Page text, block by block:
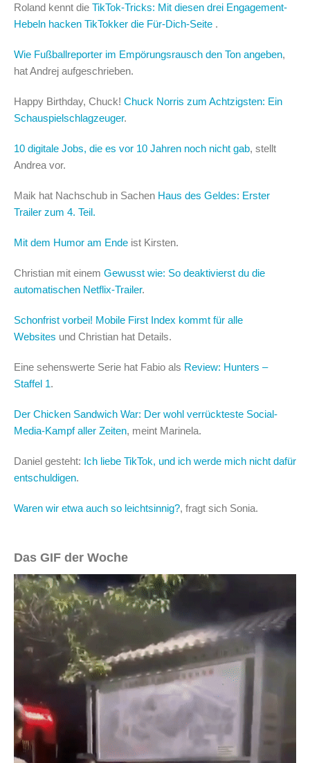
Roland kennt die TikTok-Tricks: Mit diesen drei Engagement-
Hebeln hacken TikTokker die Für-Dich-Seite .
Wie Fußballreporter im Empörungsrausch den Ton angeben,
hat Andrej aufgeschrieben.
Happy Birthday, Chuck! Chuck Norris zum Achtzigsten: Ein
Schauspielschlagzeuger.
10 digitale Jobs, die es vor 10 Jahren noch nicht gab, stellt
Andrea vor.
Maik hat Nachschub in Sachen Haus des Geldes: Erster
Trailer zum 4. Teil.
Mit dem Humor am Ende ist Kirsten.
Christian mit einem Gewusst wie: So deaktivierst du die
automatischen Netflix-Trailer.
Schonfrist vorbei! Mobile First Index kommt für alle
Websites und Christian hat Details.
Eine sehenswerte Serie hat Fabio als Review: Hunters –
Staffel 1.
Der Chicken Sandwich War: Der wohl verrückteste Social-
Media-Kampf aller Zeiten, meint Marinela.
Daniel gesteht: Ich liebe TikTok, und ich werde mich nicht dafür
entschuldigen.
Waren wir etwa auch so leichtsinnig?, fragt sich Sonia.
Das GIF der Woche